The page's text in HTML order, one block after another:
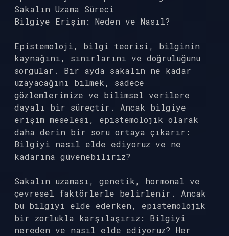
Sakalın Uzama Süreci
Bilgiye Erişim: Neden ve Nasıl?
Epistemoloji, bilgi teorisi, bilginin
kaynağını, sınırlarını ve doğruluğunu
sorgular. Bir ayda sakalın ne kadar
uzayacağını bilmek, sadece
gözlemlerimize ve bilimsel verilere
dayalı bir süreçtir. Ancak bilgiye
erişim meselesi, epistemolojik olarak
daha derin bir soru ortaya çıkarır:
Bilgiyi nasıl elde ediyoruz ve ne
kadarına güvenebiliriz?
Sakalın uzaması, genetik, hormonal ve
çevresel faktörlerle belirlenir. Ancak
bu bilgiyi elde ederken, epistemolojik
bir zorlukla karşılaşırız: Bilgiyi
nereden ve nasıl elde ediyoruz? Her